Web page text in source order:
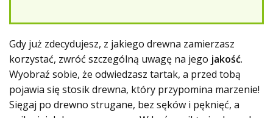
Gdy już zdecydujesz, z jakiego drewna zamierzasz
korzystać, zwróć szczególną uwagę na jego jakość.
Wyobraź sobie, że odwiedzasz tartak, a przed tobą
pojawia się stosik drewna, który przypomina marzenie!
Sięgaj po drewno strugane, bez sęków i pęknięć, a